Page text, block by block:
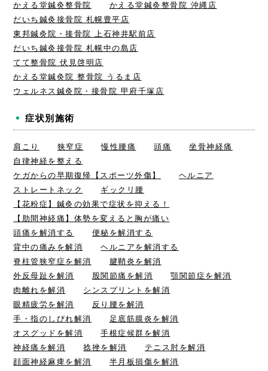
かえる堂鍼灸整骨院
かえる堂鍼灸整骨院 沖縄店
だいち鍼灸接骨院 札幌豊平店
東邦鍼灸院・接骨院 上石神井駅前店
だいち鍼灸接骨院 札幌中の島店
てて整骨院 伏見啓明店
かえる堂鍼灸院 整骨院 うるま店
ウェルネス鍼灸院・接骨院 甲府千塚店
症状別施術
肩こり 狭窄症 慢性腰痛 頭痛
坐骨神経痛
自律神経を整える
ケガからの早期復帰【スポーツ外傷】
ヘルニア
ストレートネック
ギックリ腰
【花粉症】鍼灸の効果で症状を抑える！
【肋間神経痛】体勢を変えると胸が痛い
頭痛を解消する
便秘を解消する
背中の痛みを解消
ヘルニアを解消する
脊柱管狭窄症を解消
腱鞘炎を解消
外反母趾を解消
股関節痛を解消
顎関節症を解消
肉離れを解消
シンスプリントを解消
眼精疲労を解消
反り腰を解消
手・指のしびれ解消
足底筋膜炎を解消
オスグッドを解消
手根症候群を解消
神経痛を解消
捻挫を解消
テニス肘を解消
顔面神経麻痺を解消
半月板損傷を解消